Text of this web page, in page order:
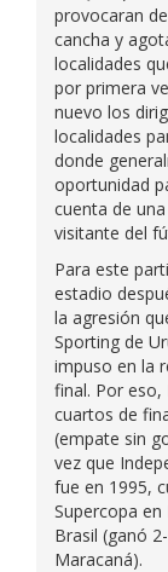
provocaran
cancha y
localidades
por primera
nuevo los
localidades
donde
oportunidad
cuenta de
visitante del
Para este
estadio
la agresión
Sporting de
impuso en la
final. Por
cuartos de
(empate sin
vez que
fue en 1995,
Supercopa
Brasil (ganó
Maracaná).